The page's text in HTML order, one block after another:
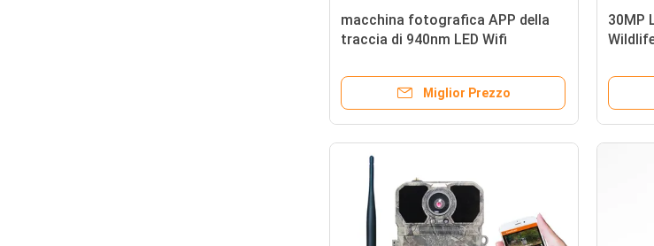
macchina fotografica APP della
traccia di 940nm LED Wifi
nessun'incandescenza invisibile
Miglior Prezzo
30MP